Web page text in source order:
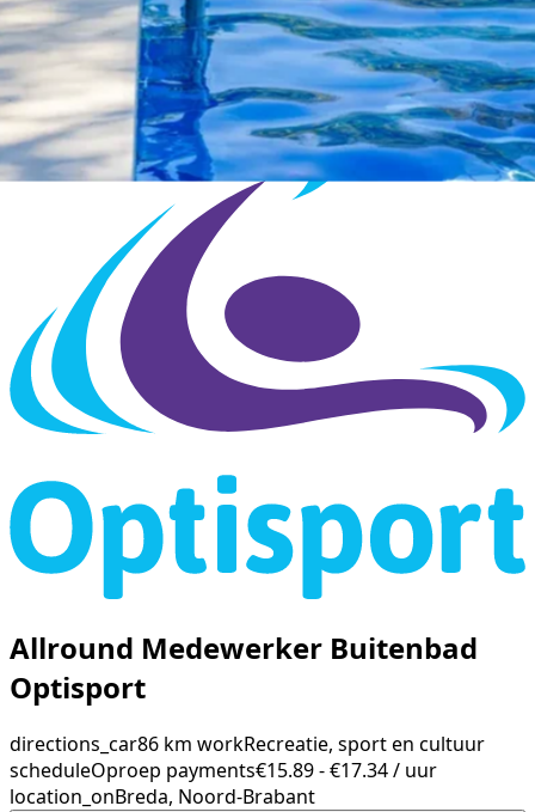
Allround Medewerker Buitenbad
Optisport
directions_car86 km workRecreatie, sport en cultuur
scheduleOproep payments€15.89 - €17.34 / uur
location_onBreda, Noord-Brabant